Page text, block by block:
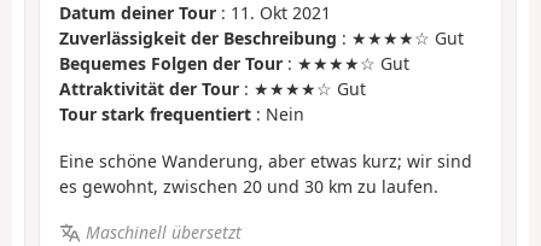
Datum deiner Tour : 11. Okt 2021
Zuverlässigkeit der Beschreibung : ★★★★☆ Gut
Bequemes Folgen der Tour : ★★★★☆ Gut
Attraktivität der Tour : ★★★★☆ Gut
Tour stark frequentiert : Nein
Eine schöne Wanderung, aber etwas kurz; wir sind
es gewohnt, zwischen 20 und 30 km zu laufen.
Maschinell übersetzt